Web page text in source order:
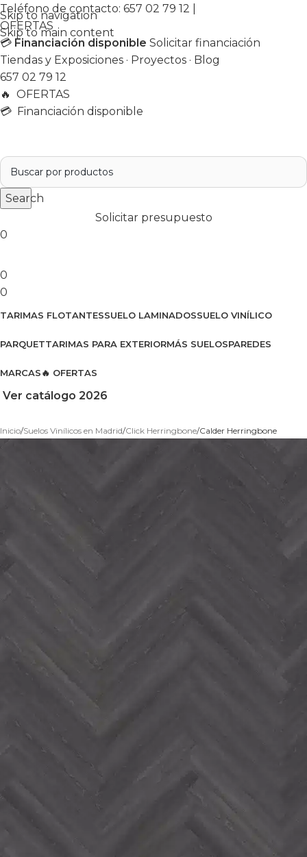
Skip to navigation
Skip to main content
Teléfono de contacto: 657 02 79 12
OFERTAS
💳 Financiación disponible Solicitar financiación
Tiendas y Exposiciones · Proyectos · Blog
657 02 79 12
🔥 OFERTAS
💳 Financiación disponible
Search
Solicitar presupuesto
0
0
0
TARIMAS FLOTANTESSUELO LAMINADOSSUELO VINÍLICO
PARQUETTARIMAS PARA EXTERIORMÁS SUELOSPAREDES
MARCAS🔥 OFERTAS
Ver catálogo 2026
Inicio Suelos Vinílicos en Madrid Click Herringbone Calder Herringbone